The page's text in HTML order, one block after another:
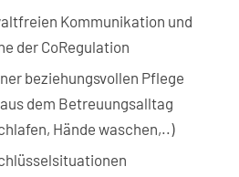
Kommunikation und
der CoRegulation
beziehungsvollen Pflege
dem Betreuungsalltag
Hände waschen,..)